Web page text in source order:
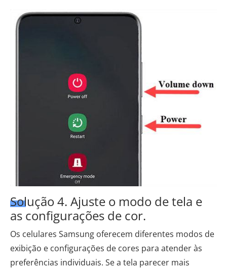
Solução 4. Ajuste o modo de tela e
as configurações de cor.
Os celulares Samsung oferecem diferentes modos de
exibição e configurações de cores para atender às
preferências individuais. Se a tela parecer mais